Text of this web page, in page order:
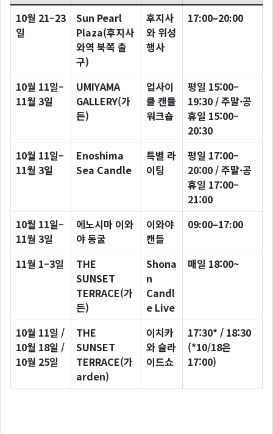
10월 21–23
일
Sun Pearl
Plaza(후지사
와역 북쪽 출
구)
후지사
와 위성
행사
17:00–20:00
10월 11일–
11월 3일
UMIYAMA
GALLERY(가
든)
업사이
클 캔들
워크숍
평일 15:00–
19:30 / 주말·공
휴일 15:00–
20:30
10월 11일–
11월 3일
Enoshima
Sea Candle
특별 라
이팅
평일 17:00–
20:00 / 주말·공
휴일 17:00–
21:00
10월 11일–
11월 3일
에노시마 이와
야 동굴
이와야
캔들
09:00–17:00
11월 1–3일
THE
SUNSET
TERRACE(가
든)
Shona
n
Candl
e Live
매일 18:00~
10월 11일 /
10월 18일 /
10월 25일
THE
SUNSET
TERRACE(가
arden)
이치카
와 슬라
이드쇼
17:30* / 18:30
(*10/18은
17:00)